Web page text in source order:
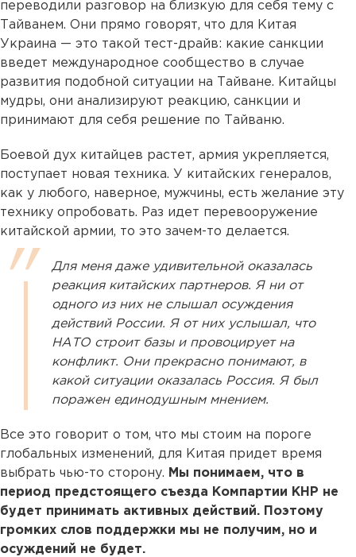
переводили разговор на близкую для себя тему с
Тайванем. Они прямо говорят, что для Китая
Украина — это такой тест-драйв: какие санкции
введет международное сообщество в случае
развития подобной ситуации на Тайване. Китайцы
мудры, они анализируют реакцию, санкции и
принимают для себя решение по Тайваню.
Боевой дух китайцев растет, армия укрепляется,
поступает новая техника. У китайских генералов,
как у любого, наверное, мужчины, есть желание эту
технику опробовать. Раз идет перевооружение
китайской армии, то это зачем-то делается.
Для меня даже удивительной оказалась
реакция китайских партнеров. Я ни от
одного из них не слышал осуждения
действий России. Я от них услышал, что
НАТО строит базы и провоцирует на
конфликт. Они прекрасно понимают, в
какой ситуации оказалась Россия. Я был
поражен единодушным мнением.
Все это говорит о том, что мы стоим на пороге
глобальных изменений, для Китая придет время
выбрать чью-то сторону. Мы понимаем, что в
период предстоящего съезда Компартии КНР не
будет принимать активных действий. Поэтому
громких слов поддержки мы не получим, но и
осуждений не будет.